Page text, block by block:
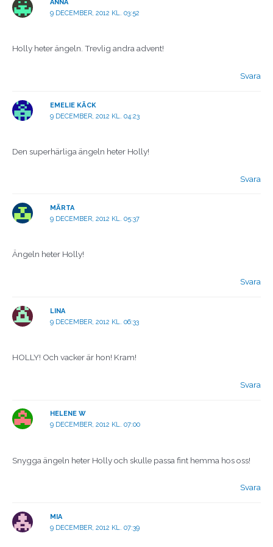
ANNA
9 DECEMBER, 2012 KL. 03:52
Holly heter ängeln. Trevlig andra advent!
Svara
EMELIE KÄCK
9 DECEMBER, 2012 KL. 04:23
Den superhärliga ängeln heter Holly!
Svara
MÄRTA
9 DECEMBER, 2012 KL. 05:37
Ängeln heter Holly!
Svara
LINA
9 DECEMBER, 2012 KL. 06:33
HOLLY! Och vacker är hon! Kram!
Svara
HELENE W
9 DECEMBER, 2012 KL. 07:00
Snygga ängeln heter Holly och skulle passa fint hemma hos oss!
Svara
MIA
9 DECEMBER, 2012 KL. 07:39